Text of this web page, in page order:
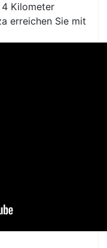
Kilometer
erreichen Sie mit